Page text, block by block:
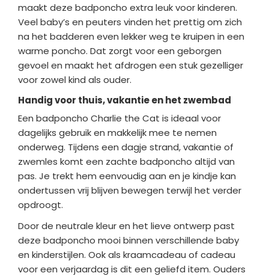
maakt deze badponcho extra leuk voor kinderen.
Veel baby’s en peuters vinden het prettig om zich
na het badderen even lekker weg te kruipen in een
warme poncho. Dat zorgt voor een geborgen
gevoel en maakt het afdrogen een stuk gezelliger
voor zowel kind als ouder.
Handig voor thuis, vakantie en het zwembad
Een badponcho Charlie the Cat is ideaal voor
dagelijks gebruik en makkelijk mee te nemen
onderweg. Tijdens een dagje strand, vakantie of
zwemles komt een zachte badponcho altijd van
pas. Je trekt hem eenvoudig aan en je kindje kan
ondertussen vrij blijven bewegen terwijl het verder
opdroogt.
Door de neutrale kleur en het lieve ontwerp past
deze badponcho mooi binnen verschillende baby
en kinderstijlen. Ook als kraamcadeau of cadeau
voor een verjaardag is dit een geliefd item. Ouders